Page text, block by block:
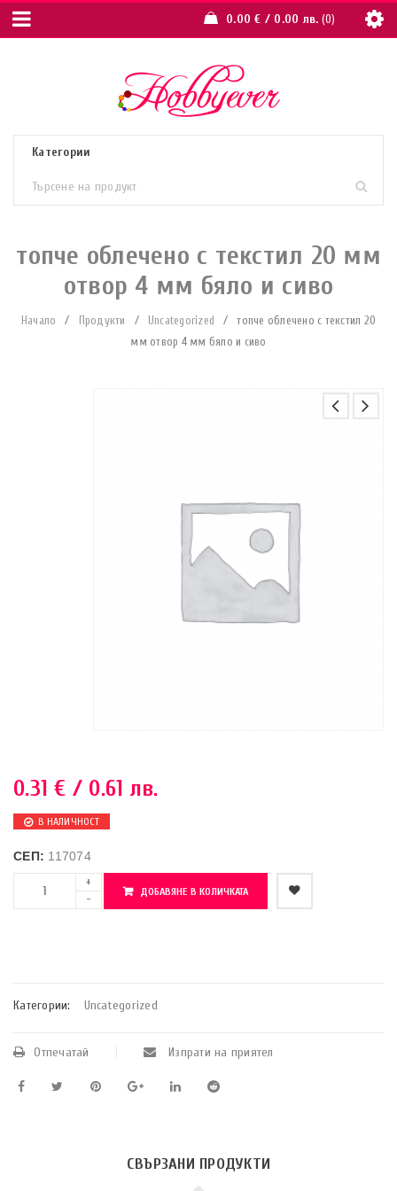
0.00€ / 0.00 лв. 0
топче облечено с текстил 20 мм
отвор 4 мм бяло и сиво
Начало / Продукти / Uncategorized /
топче облечено с текстил 20
мм отвор 4 мм бяло и сиво
0.31€ / 0.61 лв.
В НАЛИЧНОСТ
СЕП: 117074
ДОБАВЯНЕ В КОЛИЧКАТА
Категории: Uncategorized
Отпечатай Изпрати на приятел
СВЪРЗАНИ ПРОДУКТИ